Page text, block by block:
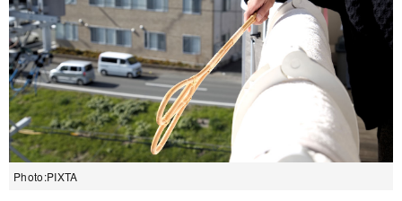
Photo:PIXTA